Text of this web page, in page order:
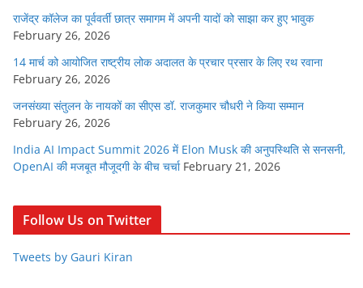
राजेंद्र कॉलेज का पूर्ववर्ती छात्र समागम में अपनी यादों को साझा कर हुए भावुक
February 26, 2026
14 मार्च को आयोजित राष्ट्रीय लोक अदालत के प्रचार प्रसार के लिए रथ रवाना
February 26, 2026
जनसंख्या संतुलन के नायकों का सीएस डॉ. राजकुमार चौधरी ने किया सम्मान
February 26, 2026
India AI Impact Summit 2026 में Elon Musk की अनुपस्थिति से सनसनी,
OpenAI की मजबूत मौजूदगी के बीच चर्चा February 21, 2026
Follow Us on Twitter
Tweets by Gauri Kiran